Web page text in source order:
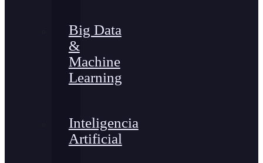
Big Data
&
Machine
Learning
Inteligencia
Artificial